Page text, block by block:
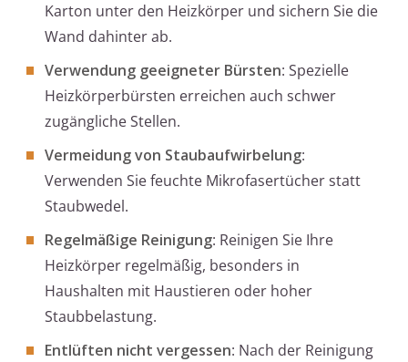
Karton unter den Heizkörper und sichern Sie die
Wand dahinter ab.
Verwendung geeigneter Bürsten: Spezielle
Heizkörperbürsten erreichen auch schwer
zugängliche Stellen.
Vermeidung von Staubaufwirbelung:
Verwenden Sie feuchte Mikrofasertücher statt
Staubwedel.
Regelmäßige Reinigung: Reinigen Sie Ihre
Heizkörper regelmäßig, besonders in
Haushalten mit Haustieren oder hoher
Staubbelastung.
Entlüften nicht vergessen: Nach der Reinigung